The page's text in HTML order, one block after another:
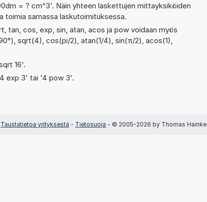
= ? cm^3'. Näin yhteen laskettujen mittayksiköiden
toimia samassa laskutoimituksessa.
tan, cos, exp, sin, atan, acos ja pow voidaan myös
sqrt(4), cos(pi/2), atan(1/4), sin(π/2), acos(1),
16'.
exp 3' tai '4 pow 3'.
Taustatietoa yrityksestä - Tietosuoja - © 2005-2026 by Thomas Hainke